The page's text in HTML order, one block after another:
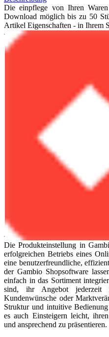
Die einpflege von Ihren
Download möglich bis zu 50
Artikel Eigenschaften - in Ihrem
bekomme ich von Ihnen
Office Exel Liste. (CSV)
Datensicherheit: Ihre
natürlich diskret
Was ich von Ihnen
Admin Account, einen
Domain-Adresse.
Entsprechende
versteht sich pro 50 Artikel.
Ich arbeite gewissenhaft,
Ich erledige jeden Auftrag
Das Einpflegen von
Die Produkteinstellung in
erfolgreichen Betriebs eines
eine benutzerfreundliche,
der Gambio Shopsoftware
einfach in das Sortiment
sind, ihr Angebot
Kundenwünsche oder
Struktur und intuitive
es auch Einsteigern leicht,
und ansprechend zu präsentieren.